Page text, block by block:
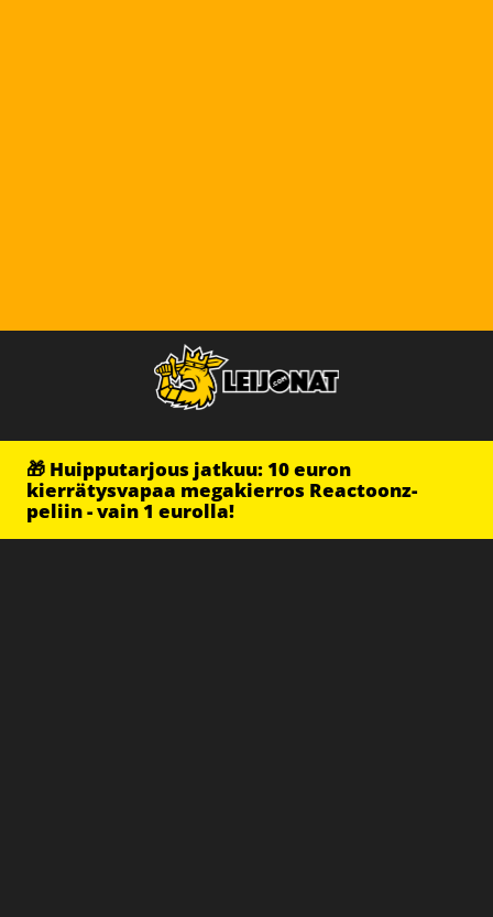
🎁 Huipputarjous jatkuu: 10 euron
kierrätysvapaa megakierros Reactoonz-
peliin - vain 1 eurolla!